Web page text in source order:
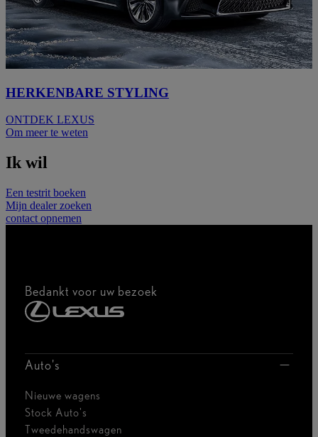
HERKENBARE STYLING
ONTDEK LEXUS
Om meer te weten
Ik wil
Een testrit boeken
Mijn dealer zoeken
contact opnemen
Bedankt voor uw bezoek
Auto's
Nieuwe wagens
Stock Auto's
Tweedehandswagen